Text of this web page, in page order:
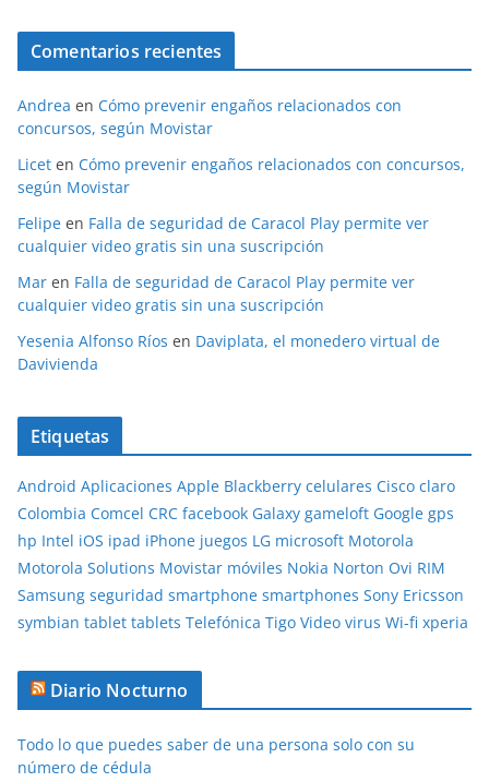
Comentarios recientes
Andrea en Cómo prevenir engaños relacionados con
concursos, según Movistar
Licet en Cómo prevenir engaños relacionados con concursos,
según Movistar
Felipe en Falla de seguridad de Caracol Play permite ver
cualquier video gratis sin una suscripción
Mar en Falla de seguridad de Caracol Play permite ver
cualquier video gratis sin una suscripción
Yesenia Alfonso Ríos en Daviplata, el monedero virtual de
Davivienda
Etiquetas
Android Aplicaciones Apple Blackberry celulares Cisco claro
Colombia Comcel CRC facebook Galaxy gameloft Google gps
hp Intel iOS ipad iPhone juegos LG microsoft Motorola
Motorola Solutions Movistar móviles Nokia Norton Ovi RIM
Samsung seguridad smartphone smartphones Sony Ericsson
symbian tablet tablets Telefónica Tigo Video virus Wi-fi xperia
Diario Nocturno
Todo lo que puedes saber de una persona solo con su
número de cédula